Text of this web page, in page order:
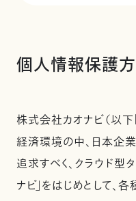
個人情報保護
株式会社カオナビ（以下
経済環境の中、日本企
追求すべく、クラウド型
ナビ」をはじめとして、